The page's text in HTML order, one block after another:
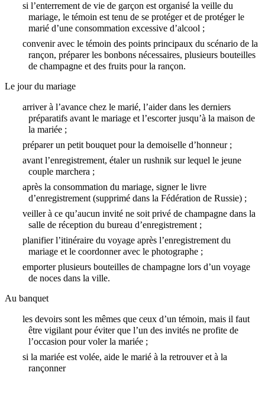
si l’enterrement de vie de garçon est organisé la veille du
mariage, le témoin est tenu de se protéger et de protéger le
marié d’une consommation excessive d’alcool ;
convenir avec le témoin des points principaux du scénario de la
rançon, préparer les bonbons nécessaires, plusieurs bouteilles
de champagne et des fruits pour la rançon.
Le jour du mariage
arriver à l’avance chez le marié, l’aider dans les derniers
préparatifs avant le mariage et l’escorter jusqu’à la maison de
la mariée ;
préparer un petit bouquet pour la demoiselle d’honneur ;
avant l’enregistrement, étaler un rushnik sur lequel le jeune
couple marchera ;
après la consommation du mariage, signer le livre
d’enregistrement (supprimé dans la Fédération de Russie) ;
veiller à ce qu’aucun invité ne soit privé de champagne dans la
salle de réception du bureau d’enregistrement ;
planifier l’itinéraire du voyage après l’enregistrement du
mariage et le coordonner avec le photographe ;
emporter plusieurs bouteilles de champagne lors d’un voyage
de noces dans la ville.
Au banquet
les devoirs sont les mêmes que ceux d’un témoin, mais il faut
être vigilant pour éviter que l’un des invités ne profite de
l’occasion pour voler la mariée ;
si la mariée est volée, aide le marié à la retrouver et à la
rançonner